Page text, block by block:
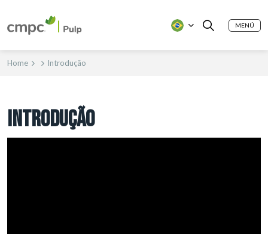
MENÚ
Home Introdução
INTRODUÇÃO